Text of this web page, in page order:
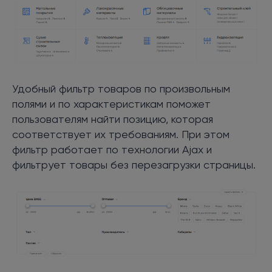
Удобный фильтр товаров по произвольным
полями и по характеристикам поможет
пользователям найти позицию, которая
соответствует их требованиям. При этом
фильтр работает по технологии Ajax и
фильтрует товары без перезагрузки страницы.